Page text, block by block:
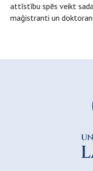
attīstību spēs veikt
maģistranti un